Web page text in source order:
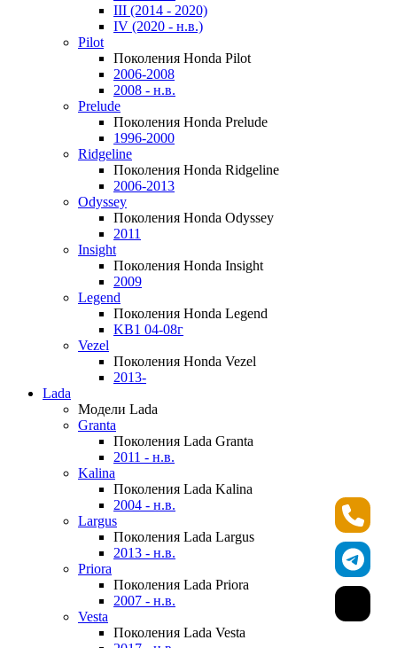
III (2014 - 2020)
IV (2020 - н.в.)
Pilot
Поколения Honda Pilot
2006-2008
2008 - н.в.
Prelude
Поколения Honda Prelude
1996-2000
Ridgeline
Поколения Honda Ridgeline
2006-2013
Odyssey
Поколения Honda Odyssey
2011
Insight
Поколения Honda Insight
2009
Legend
Поколения Honda Legend
KB1 04-08г
Vezel
Поколения Honda Vezel
2013-
Lada
Модели Lada
Granta
Поколения Lada Granta
2011 - н.в.
Kalina
Поколения Lada Kalina
2004 - н.в.
Largus
Поколения Lada Largus
2013 - н.в.
Priora
Поколения Lada Priora
2007 - н.в.
Vesta
Поколения Lada Vesta